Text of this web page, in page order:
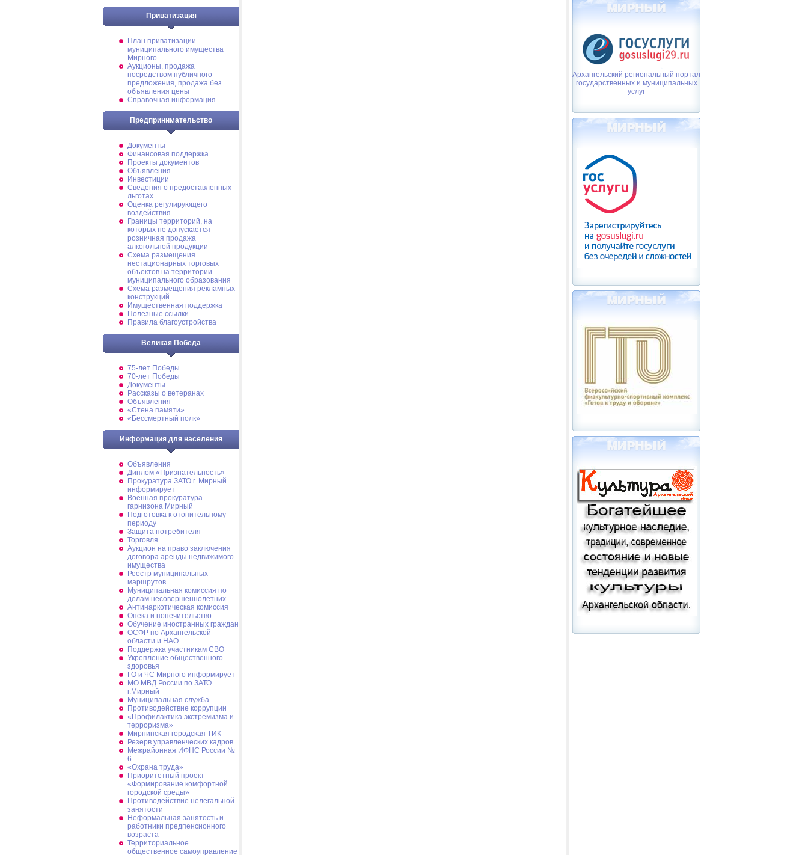
Приватизация
План приватизации
муниципального имущества
Мирного
Аукционы, продажа
посредством публичного
предложения, продажа без
объявления цены
Справочная информация
Предпринимательство
Документы
Финансовая поддержка
Проекты документов
Объявления
Инвестиции
Сведения о предоставленных
льготах
Оценка регулирующего
воздействия
Границы территорий, на
которых не допускается
розничная продажа
алкогольной продукции
Схема размещения
нестационарных торговых
объектов на территории
муниципального образования
Схема размещения рекламных
конструкций
Имущественная поддержка
Полезные ссылки
Правила благоустройства
Великая Победа
75-лет Победы
70-лет Победы
Документы
Рассказы о ветеранах
Объявления
«Стена памяти»
«Бессмертный полк»
Информация для населения
Объявления
Диплом «Признательность»
Прокуратура ЗАТО г. Мирный
информирует
Военная прокуратура
гарнизона Мирный
Подготовка к отопительному
периоду
Защита потребителя
Торговля
Аукцион на право заключения
договора аренды недвижимого
имущества
Реестр муниципальных
маршрутов
Муниципальная комиссия по
делам несовершеннолетних
Антинаркотическая комиссия
Опека и попечительство
Обучение иностранных граждан
ОСФР по Архангельской
области и НАО
Поддержка участникам СВО
Укрепление общественного
здоровья
ГО и ЧС Мирного информирует
МО МВД России по ЗАТО
г.Мирный
Муниципальная cлужба
Противодействие коррупции
«Профилактика экстремизма и
терроризма»
Мирнинская городская ТИК
Резерв управленческих кадров
Межрайонная ИФНС России №
6
«Охрана труда»
Приоритетный проект
«Формирование комфортной
городской среды»
Противодействие нелегальной
занятости
Неформальная занятость и
работники предпенсионного
возраста
Территориальное
общественное самоуправление
Архангельский региональный портал
государственных и муниципальных
услуг